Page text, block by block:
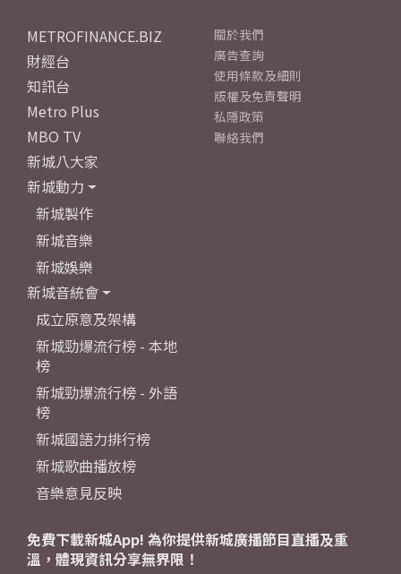
METROFINANCE.BIZ
財經台
知訊台
Metro Plus
MBO TV
新城八大家
新城動力
新城製作
新城音樂
新城娛樂
新城音統會
成立原意及架構
新城勁爆流行榜 - 本地
榜
新城勁爆流行榜 - 外語
榜
新城國語力排行榜
新城歌曲播放榜
音樂意見反映
關於我們
廣告查詢
使用條款及細則
版權及免責聲明
私隱政策
聯絡我們
免費下載新城App! 為你提供新城廣播節目直播及重
溫，體現資訊分享無界限！